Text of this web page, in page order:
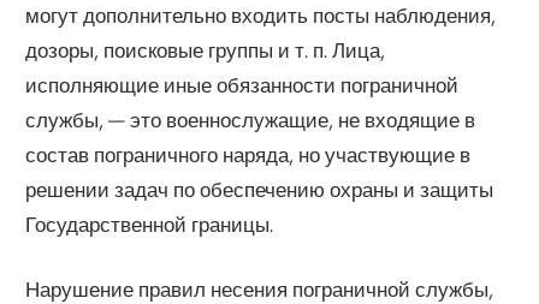
могут дополнительно входить посты наблюдения,
дозоры, поисковые группы и т. п. Лица,
исполняющие иные обязанности пограничной
службы, — это военнослужащие, не входящие в
состав пограничного наряда, но участвующие в
решении задач по обеспечению охраны и защиты
Государственной границы.
Нарушение правил несения пограничной службы,